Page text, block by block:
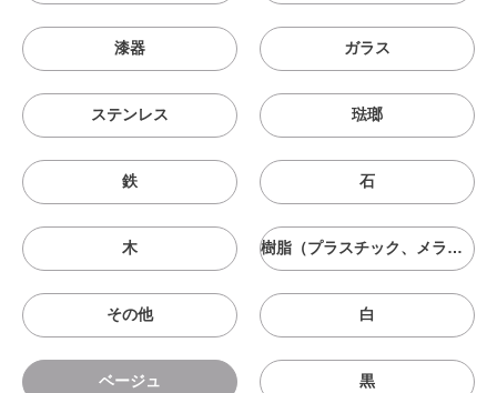
漆器 ガラス
ステンレス 琺瑯
鉄 石
木 樹脂（プラスチック、メラニン、シリコン等）
その他 白
ベージュ 黒